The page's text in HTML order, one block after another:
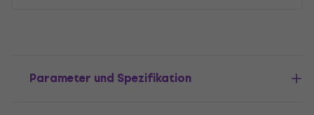
Parameter und Spezifikation